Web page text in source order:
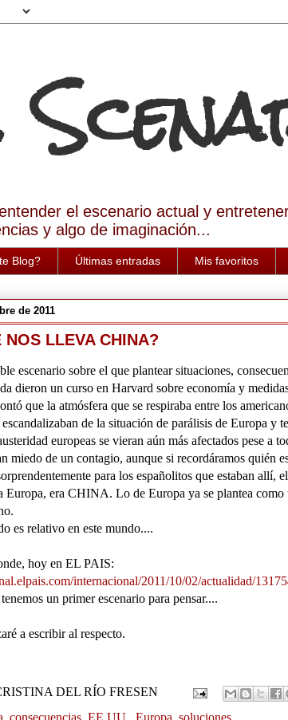
el escenario actual y
y algo de imaginación...
Blog? Últimas entradas Mis favoritos
de 2011
NOS LLEVA CHINA?
escenario sobre el que plantear situaciones,
dieron un curso en Harvard sobre economía y
que la atmósfera que se respiraba entre los
de la situación de parálisis de Europa y
europeas se vieran aún más afectados pese a
miedo de un contagio, aunque si recordáramos quién
para los españolitos que estaban
Europa, era CHINA. Lo de Europa ya se plantea como
es relativo en este mundo....
hoy en EL PAIS:
internacional/2011/10/02/actualidad/
un primer escenario para pensar....
a escribir al respecto.
DEL RÍO FRESEN
, consecuencias, EE.UU., Europa, soluciones